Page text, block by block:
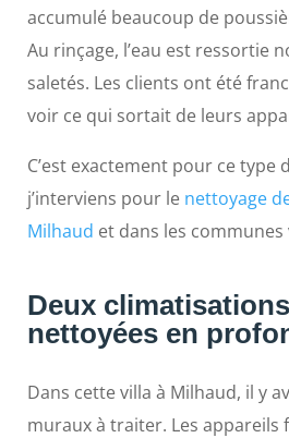
accumulé beaucoup de
Au rinçage, l’eau est ressortie
saletés. Les clients ont été
voir ce qui sortait de leurs
C’est exactement pour ce type
j’interviens pour le nettoyage
Milhaud et dans les communes
Deux
nettoyées en
Dans cette villa à Milhaud, il y
muraux à traiter. Les